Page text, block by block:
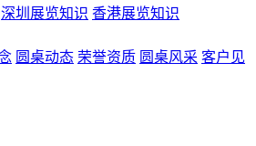
深圳展览知识 香港展览知识
圆桌动态 荣誉资质 圆桌风采 客户见